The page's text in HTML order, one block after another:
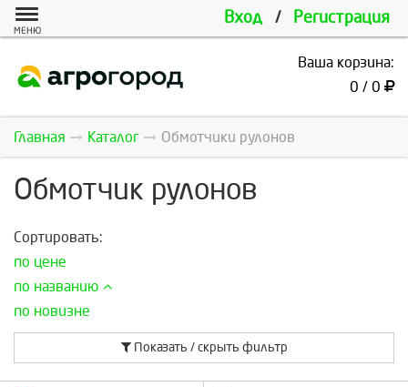
Вход / Регистрация
МЕНЮ
Ваша корзина:
0 / 0
Главная Каталог Обмотчики рулонов
Обмотчик рулонов
Сортировать:
по цене
по названию
по новизне
Показать / скрыть фильтр